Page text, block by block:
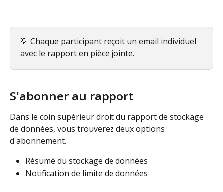
💡 Chaque participant reçoit un email individuel
avec le rapport en pièce jointe.
S'abonner au rapport
Dans le coin supérieur droit du rapport de stockage
de données, vous trouverez deux options
d'abonnement.
Résumé du stockage de données
Notification de limite de données